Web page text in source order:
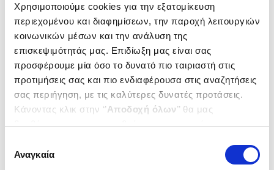
Χρησιμοποιούμε cookies για την εξατομίκευση
περιεχομένου και διαφημίσεων, την παροχή λειτουργιών
κοινωνικών μέσων και την ανάλυση της
επισκεψιμότητάς μας. Επιδίωξη μας είναι σας
προσφέρουμε μία όσο το δυνατό πιο ταιριαστή στις
προτιμήσεις σας και πιο ενδιαφέρουσα στις αναζητήσεις
σας περιήγηση, με τις καλύτερες δυνατές προτάσεις.
Κάνοντας κλικ στην ‘’Αποδοχή όλων’’ θα μας
βοηθήσετε να ανταποκριθούμε στα παραπάνω.
ενδιαφέρουν και να επιλέξετε από τα παρακάτω με την
΄΄και να ενημερωθείτε σχετικά με
συγκατάθεσης
Αναγκαία